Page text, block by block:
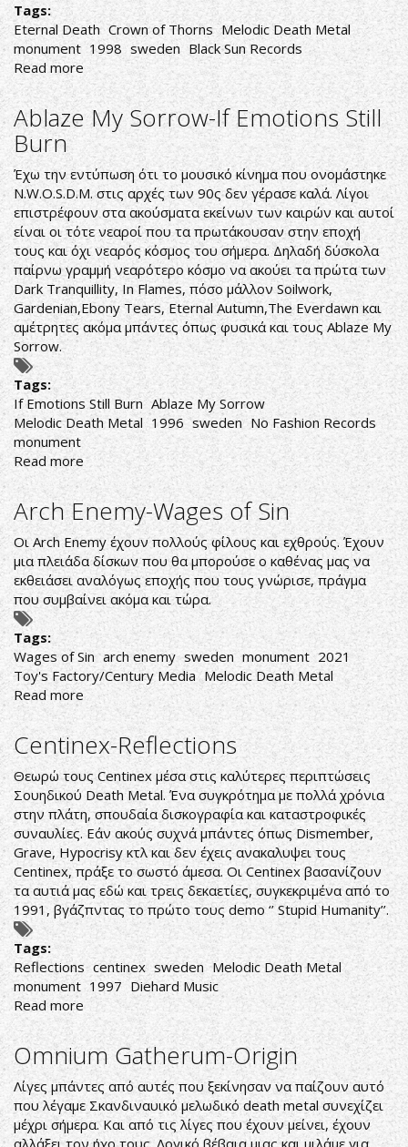
Tags:
Eternal Death Crown of Thorns Melodic Death Metal
monument 1998 sweden Black Sun Records
Read more about
Crown
of
Thorns
Eternal
Death
Ablaze My Sorrow-If Emotions Still
Burn
Έχω την εντύπωση ότι το μουσικό κίνημα που ονομάστηκε
N.W.O.S.D.M. στις αρχές των 90ς δεν γέρασε καλά. Λίγοι
επιστρέφουν στα ακούσματα εκείνων των καιρών και αυτοί
είναι οι τότε νεαροί που τα πρωτάκουσαν στην εποχή
τους και όχι νεαρός κόσμος του σήμερα. Δηλαδή δύσκολα
παίρνω γραμμή νεαρότερο κόσμο να ακούει τα πρώτα των
Dark Tranquillity, In Flames, πόσο μάλλον Soilwork,
Gardenian,Ebony Tears, Eternal Autumn,The Everdawn και
αμέτρητες ακόμα μπάντες όπως φυσικά και τους Ablaze My
Sorrow.
Tags:
If Emotions Still Burn Ablaze My Sorrow
Melodic Death Metal 1996 sweden No Fashion Records
monument
Read moreabout
Ablaze
My
Sorrow-
If
Emotions
Still
Burn
Arch Enemy-Wages of Sin
Οι Arch Enemy έχουν πολλούς φίλους και εχθρούς. Έχουν
μια πλειάδα δίσκων που θα μπορούσε ο καθένας μας να
εκθειάσει αναλόγως εποχής που τους γνώρισε, πράγμα
που συμβαίνει ακόμα και τώρα.
Tags:
Wages of Sin arch enemy sweden monument 2021
Toy's Factory/Century Media Melodic Death Metal
Read moreabout
Arch
Enemy-
Wages
of
Sin
Centinex-Reflections
Θεωρώ τους Centinex μέσα στις καλύτερες περιπτώσεις
Σουηδικού Death Metal. Ένα συγκρότημα με πολλά χρόνια
στην πλάτη, σπουδαία δισκογραφία και καταστροφικές
συναυλίες. Εάν ακούς συχνά μπάντες όπως Dismember,
Grave, Hypocrisy κτλ και δεν έχεις ανακαλυψει τους
Centinex, πράξε το σωστό άμεσα. Οι Centinex βασανίζουν
τα αυτιά μας εδώ και τρεις δεκαετίες, συγκεκριμένα από το
1991, βγάζπντας το πρώτο τους demo ‘’ Stupid Humanity’’.
Tags:
Reflections centinex sweden Melodic Death Metal
monument 1997 Diehard Music
Read more about
Centinex-
Reflections
Omnium Gatherum-Origin
Λίγες μπάντες από αυτές που ξεκίνησαν να παίζουν αυτό
που λέγαμε Σκανδιναυικό μελωδικό death metal συνεχίζει
μέχρι σήμερα. Και από τις λίγες που έχουν μείνει, έχουν
αλλάξει τον ήχο τους. Λογικό βέβαια μιας και μιλάμε για